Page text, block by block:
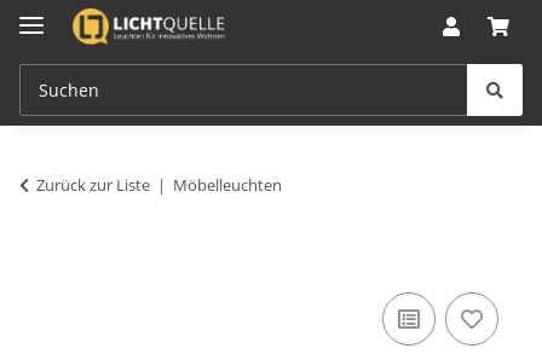
Zurück zur Liste Möbelleuchten